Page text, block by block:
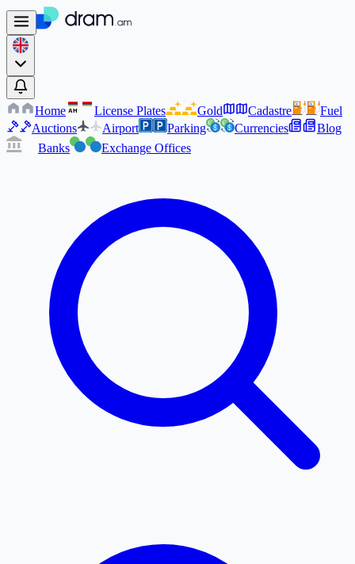
Home AM License Plates Gold Cadastre
Fuel
Auctions
Airport Parking Currencies
Blog
Banks
Exchange Offices